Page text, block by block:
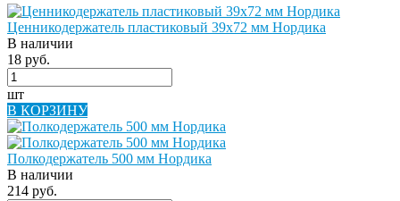
Ценникодержатель пластиковый 39х72 мм Нордика
В наличии
18 руб.
шт
В КОРЗИНУ
Полкодержатель 500 мм Нордика
В наличии
214 руб.